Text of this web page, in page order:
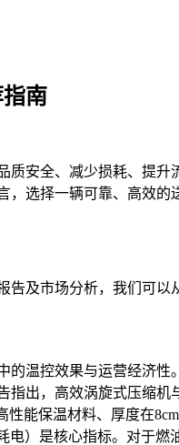
南
安全、减少损耗、提
选择一辆可靠、高效
及市场分析，我们可
的温控效果与运营经济
出，高效涡旋式压缩
能保温材料、厚度在
）是核心指标。对于